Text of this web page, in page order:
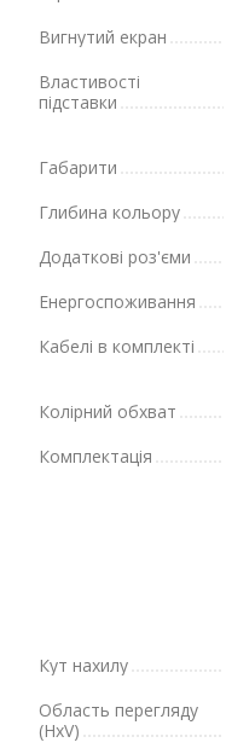
Вигнутий екран
Властивості
підставки
Габарити
Глибина кольору
Додаткові роз'єми
Енергоспоживання
Кабелі в комплекті
Колірний обхват
Комплектація
Кут нахилу
Область перегляду
(HxV)